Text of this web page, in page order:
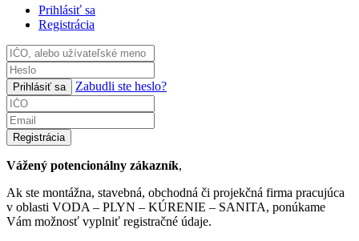
Prihlásiť sa
Registrácia
Prihlásiť sa Zabudli ste heslo?
Registrácia
Vážený potencionálny zákazník,
Ak ste montážna, stavebná, obchodná či projekčná firma pracujúca
v oblasti VODA – PLYN – KÚRENIE – SANITA, ponúkame
Vám možnosť vyplniť registračné údaje.